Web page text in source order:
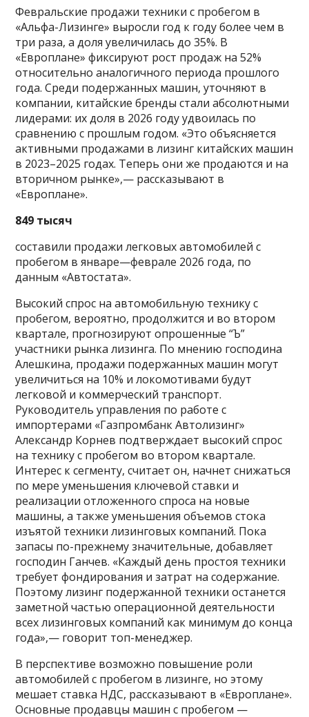
Февральские продажи техники с пробегом в
«Альфа-Лизинге» выросли год к году более чем в
три раза, а доля увеличилась до 35%. В
«Европлане» фиксируют рост продаж на 52%
относительно аналогичного периода прошлого
года. Среди подержанных машин, уточняют в
компании, китайские бренды стали абсолютными
лидерами: их доля в 2026 году удвоилась по
сравнению с прошлым годом. «Это объясняется
активными продажами в лизинг китайских машин
в 2023–2025 годах. Теперь они же продаются и на
вторичном рынке»,— рассказывают в
«Европлане».
849 тысяч
составили продажи легковых автомобилей с
пробегом в январе—феврале 2026 года, по
данным «Автостата».
Высокий спрос на автомобильную технику с
пробегом, вероятно, продолжится и во втором
квартале, прогнозируют опрошенные “Ъ”
участники рынка лизинга. По мнению господина
Алешкина, продажи подержанных машин могут
увеличиться на 10% и локомотивами будут
легковой и коммерческий транспорт.
Руководитель управления по работе с
импортерами «Газпромбанк Автолизинг»
Александр Корнев подтверждает высокий спрос
на технику с пробегом во втором квартале.
Интерес к сегменту, считает он, начнет снижаться
по мере уменьшения ключевой ставки и
реализации отложенного спроса на новые
машины, а также уменьшения объемов стока
изъятой техники лизинговых компаний. Пока
запасы по-прежнему значительные, добавляет
господин Ганчев. «Каждый день простоя техники
требует фондирования и затрат на содержание.
Поэтому лизинг подержанной техники останется
заметной частью операционной деятельности
всех лизинговых компаний как минимум до конца
года»,— говорит топ-менеджер.
В перспективе возможно повышение роли
автомобилей с пробегом в лизинге, но этому
мешает ставка НДС, рассказывают в «Европлане».
Основные продавцы машин с пробегом —